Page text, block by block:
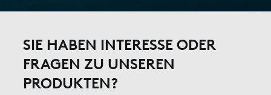
SIE HABEN INTERESSE ODER
FRAGEN ZU UNSEREN
PRODUKTEN?